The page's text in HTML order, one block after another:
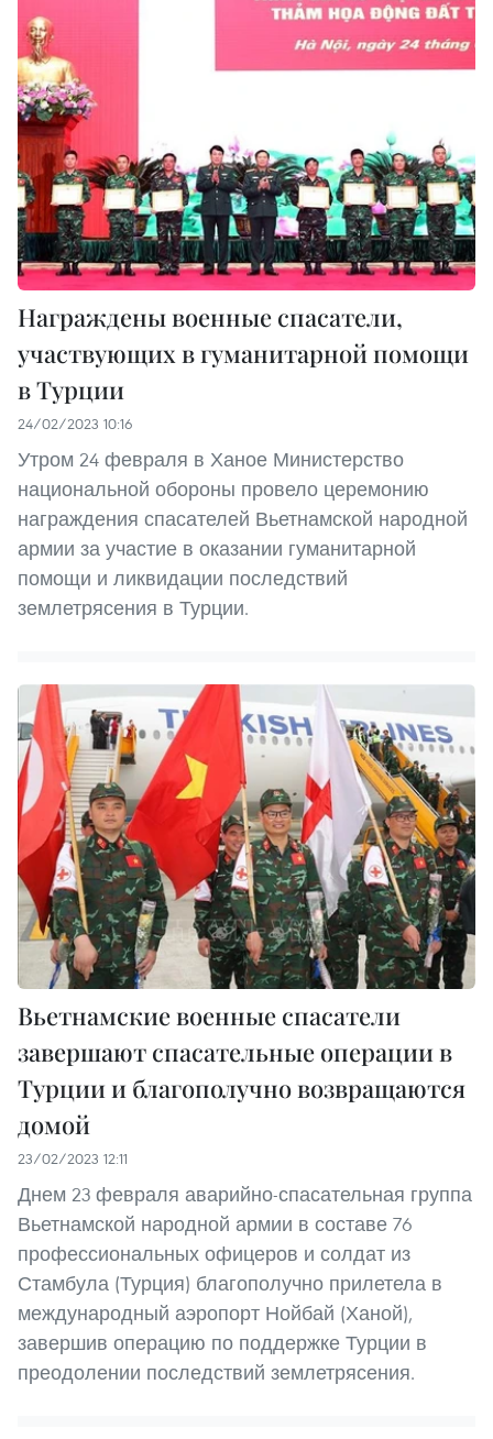
Награждены военные спасатели,
участвующих в гуманитарной помощи
в Турции
24/02/2023 10:16
Утром 24 февраля в Ханое Министерство
национальной обороны провело церемонию
награждения спасателей Вьетнамской народной
армии за участие в оказании гуманитарной
помощи и ликвидации последствий
землетрясения в Турции.
Вьетнамские военные спасатели
завершают спасательные операции в
Турции и благополучно возвращаются
домой
23/02/2023 12:11
Днем 23 февраля аварийно-спасательная группа
Вьетнамской народной армии в составе 76
профессиональных офицеров и солдат из
Стамбула (Турция) благополучно прилетела в
международный аэропорт Нойбай (Ханой),
завершив операцию по поддержке Турции в
преодолении последствий землетрясения.